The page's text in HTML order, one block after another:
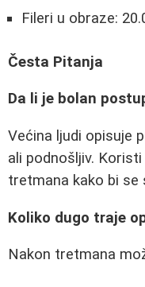
Fileri u obraze:
Česta Pitanja
Da li je bolan
Većina ljudi opisuje
ali podnošljiv.
tretmana kako bi
Koliko dugo traje
Nakon tretmana